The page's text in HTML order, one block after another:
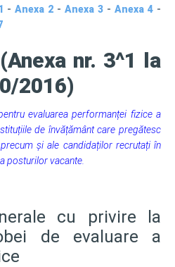
- Anexa 2 - Anexa 3 - Anexa 4 -
(Anexa nr. 3^1 la
2016)
evaluarea performanței fizice a
de învățământ care pregătesc
și ale candidaților recrutați în
posturilor vacante.
cu privire la
de evaluare a